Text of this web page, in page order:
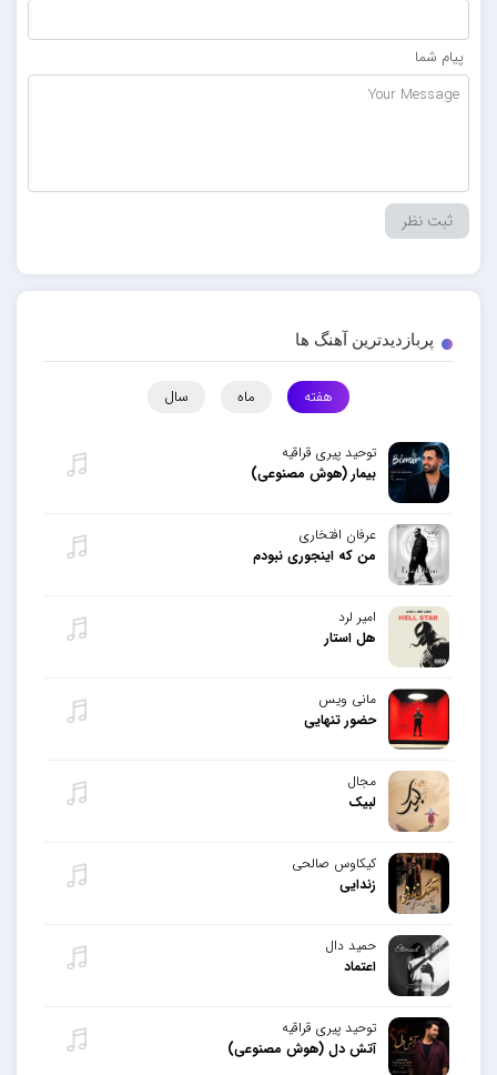
پیام شما
پربازدیدترین آهنگ ها
هفته ماه سال
توحید پیری قراقیه
بیمار (هوش مصنوعی)
عرفان افتخاری
من که اینجوری نبودم
امیر لرد
هل استار
مانی ویس
حضور تنهایی
مجال
لبیک
کیکاوس صالحی
زندایی
حمید دال
اعتماد
توحید پیری قراقیه
آتش دل (هوش مصنوعی)